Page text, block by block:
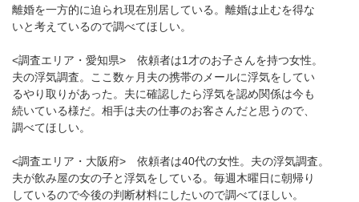
離婚を一方的に迫られ現在別居している。離婚は止むを得な
いと考えているので調べてほしい。
<調査エリア・愛知県> 依頼者は1才のお子さんを持つ女性。
夫の浮気調査。ここ数ヶ月夫の携帯のメールに浮気をしてい
るやり取りがあった。夫に確認したら浮気を認め関係は今も
続いている様だ。相手は夫の仕事のお客さんだと思うので、
調べてほしい。
<調査エリア・大阪府> 依頼者は40代の女性。夫の浮気調査。
夫が飲み屋の女の子と浮気をしている。毎週木曜日に朝帰り
しているので今後の判断材料にしたいので調べてほしい。